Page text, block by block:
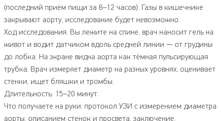
(последний приём пищи за 8–12 часов). Газы в кишечнике
закрывают аорту, исследование будет невозможно.
Ход исследования. Вы лежите на спине, врач наносит гель на
живот и водит датчиком вдоль средней линии — от грудины
до лобка. На экране видна аорта как тёмная пульсирующая
трубка. Врач измеряет диаметр на разных уровнях, оценивает
стенки, ищет бляшки и тромбы.
Длительность: 15–20 минут.
Что получаете на руки: протокол УЗИ с измерением диаметра
аорты, описанием стенок и просвета, заключение.